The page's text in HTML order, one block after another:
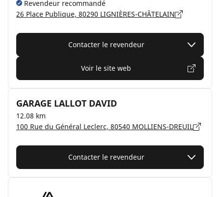
Revendeur recommandé
26 Place Publique, 80290 LIGNIÈRES-CHÂTELAIN
Contacter le revendeur
Voir le site web
GARAGE LALLOT DAVID
12.08 km
100 Rue du Général Leclerc, 80540 MOLLIENS-DREUIL
Contacter le revendeur